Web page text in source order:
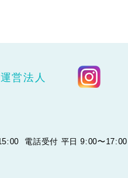
運営法人
電話受付 平日 9:00〜17:00